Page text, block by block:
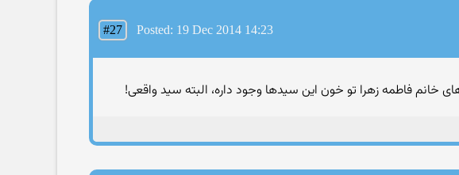
#27 Posted: 19 Dec 2014 14:23
فاطمه زهرا تو خون این سیدها وجود داره، البته سید واقعی!